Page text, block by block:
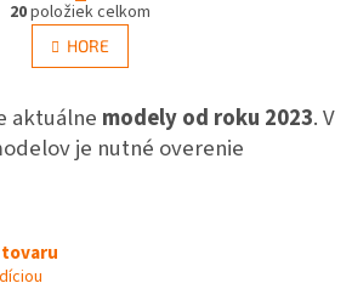
v
l
á
a
c
i
r
á
n
k
v
a
n
20položiek celkom
HORE
aktuálne modely od roku 2023. V
je nutné overenie